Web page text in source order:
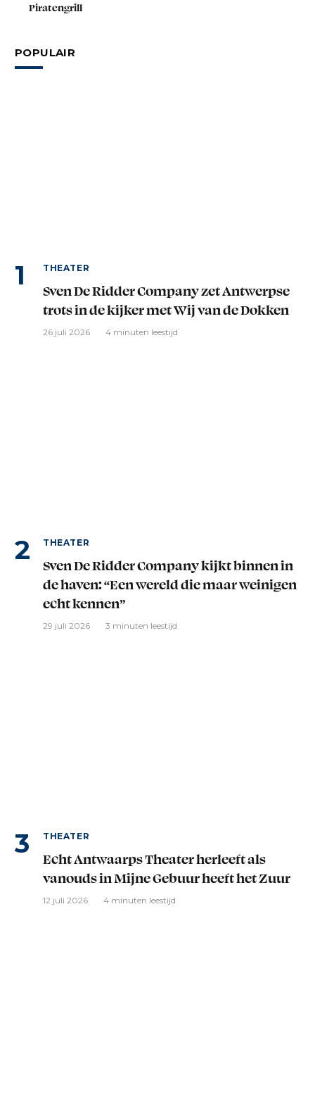
Piratengrill
POPULAIR
THEATER
Sven De Ridder Company zet Antwerpse
trots in de kijker met Wij van de Dokken
26 juli 2026 4 minuten leestijd
THEATER
Sven De Ridder Company kijkt binnen in
de haven: “Een wereld die maar weinigen
echt kennen”
29 juli 2026 3 minuten leestijd
THEATER
Echt Antwaarps Theater herleeft als
vanouds in Mijne Gebuur heeft het Zuur
12 juli 2026 4 minuten leestijd